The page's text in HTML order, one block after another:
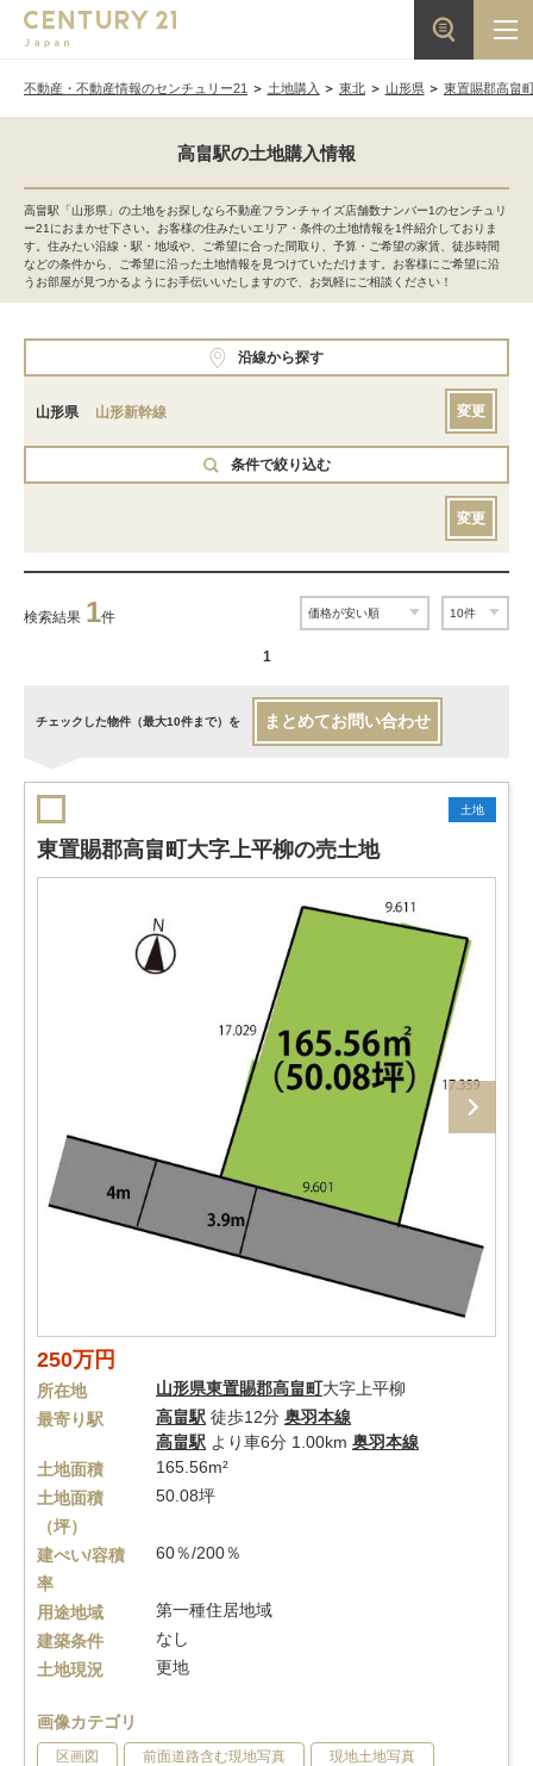
不動産・不動産情報のセンチュリー21 土地購入 東北 山形県 東置賜郡高畠
高畠駅の土地購入情報
高畠駅「山形県」の土地をお探しなら不動産フランチャイズ店舗数ナンバー1のセンチュリ
ー21におまかせ下さい。お客様の住みたいエリア・条件の土地情報を1件紹介しておりま
す。住みたい沿線・駅・地域や、ご希望に合った間取り、予算・ご希望の家賃、徒歩時間
などの条件から、ご希望に沿った土地情報を見つけていただけます。お客様にご希望に沿
うお部屋が見つかるようにお手伝いいたしますので、お気軽にご相談ください！
沿線から探す
山形県 山形新幹線 変更
条件で絞り込む
変更
検索結果 1件
1
チェックした物件（最大10件まで）を まとめてお問い合わせ
土地
東置賜郡高畠町大字上平柳の売土地
250万円
所在地 山形県東置賜郡高畠町大字上平柳
最寄り駅
高畠駅 徒歩12分 奥羽本線
高畠駅 より車6分 1.00km 奥羽本線
土地面積
165.56m²
土地面積
（坪）
50.08坪
建ぺい/容積
率
60％/200％
用途地域
第一種住居地域
建築条件
なし
土地現況
更地
画像カテゴリ
区画図 前面道路含む現地写真 現地土地写真